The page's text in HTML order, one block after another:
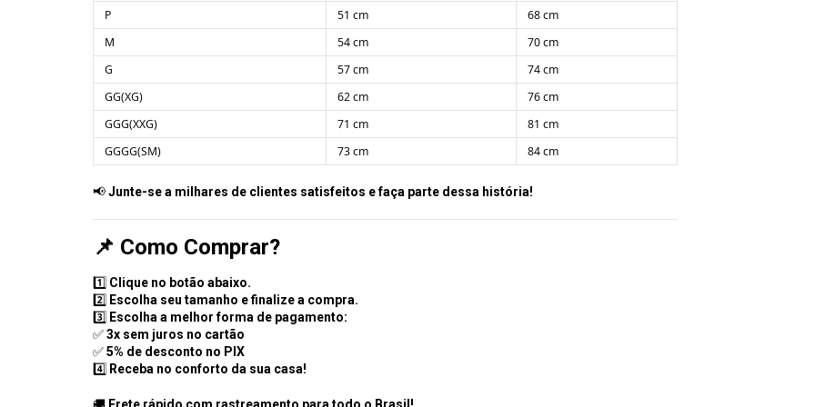
P 51 cm
68 cm
M
54 cm
70 cm
G
57 cm
74 cm
GG(XG)
62 cm
76 cm
GGG(XXG)
71 cm
81 cm
GGGG(SM)
73 cm 84 cm
📢Junte-se a milhares de clientes satisfeitos e faça parte dessa história!
📌 Como Comprar?
1️⃣ Clique no botão abaixo.
2️⃣ Escolha seu tamanho e finalize a compra.
3️⃣ Escolha a melhor forma de pagamento:
✅3x sem juros no cartão
✅5% de desconto no PIX
4️⃣ Receba no conforto da sua casa!